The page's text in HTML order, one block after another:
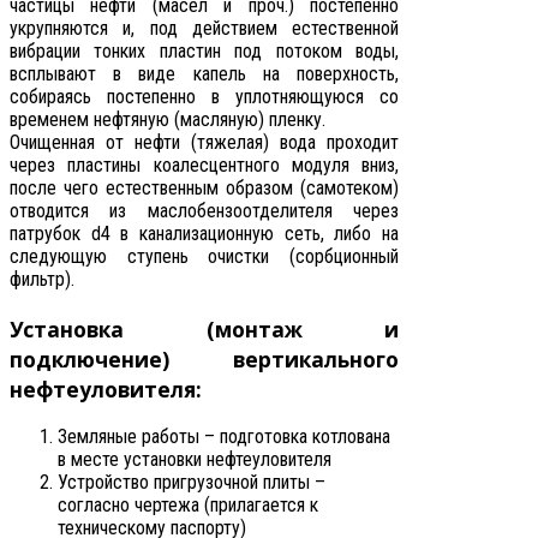
частицы нефти (масел и проч.) постепенно
укрупняются и, под действием естественной
вибрации тонких пластин под потоком воды,
всплывают в виде капель на поверхность,
собираясь постепенно в уплотняющуюся со
временем нефтяную (масляную) пленку.
Очищенная от нефти (тяжелая) вода проходит
через пластины коалесцентного модуля вниз,
после чего естественным образом (самотеком)
отводится из маслобензоотделителя через
патрубок d4 в канализационную сеть, либо на
следующую ступень очистки (сорбционный
фильтр).
Установка (монтаж и
подключение) вертикального
нефтеуловителя:
Земляные работы – подготовка котлована
в месте установки нефтеуловителя
Устройство пригрузочной плиты –
согласно чертежа (прилагается к
техническому паспорту)